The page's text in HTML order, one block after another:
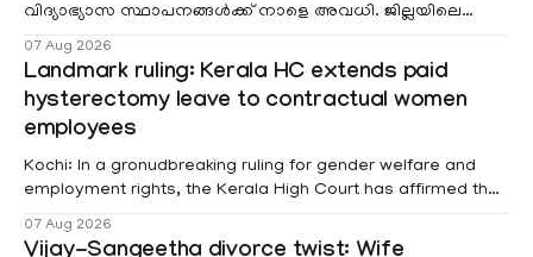
വിദ്യാഭ്യാസ സ്ഥാപനങ്ങൾക്ക് നാളെ അവധി. ജില്ലയിലെ
07 Aug 2026
Landmark ruling: Kerala HC extends paid
hysterectomy leave to contractual women
employees
Kochi: In a gronudbreaking ruling for gender welfare and
employment rights, the Kerala High Court has affirmed that
projects are eligible for paid medical leave following
07 Aug 2026